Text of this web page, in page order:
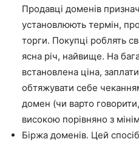
Продавці доменів
установлюють термін,
торги. Покупці роблять
ясна річ, найвище. На
встановлена ціна,
обтяжувати себе
домен (чи варто
високою порівняно з
Біржа доменів. Цей